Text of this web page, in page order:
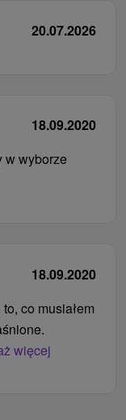
20.07.2026
18.09.2020
w wyborze
18.09.2020
co musiałem
więcej